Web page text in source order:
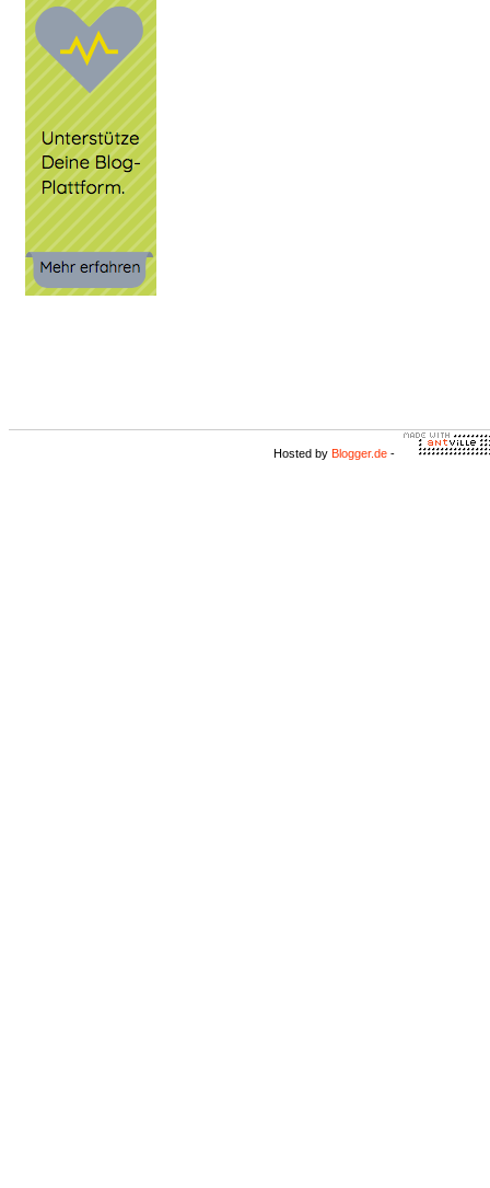
Hosted by Blogger.de -